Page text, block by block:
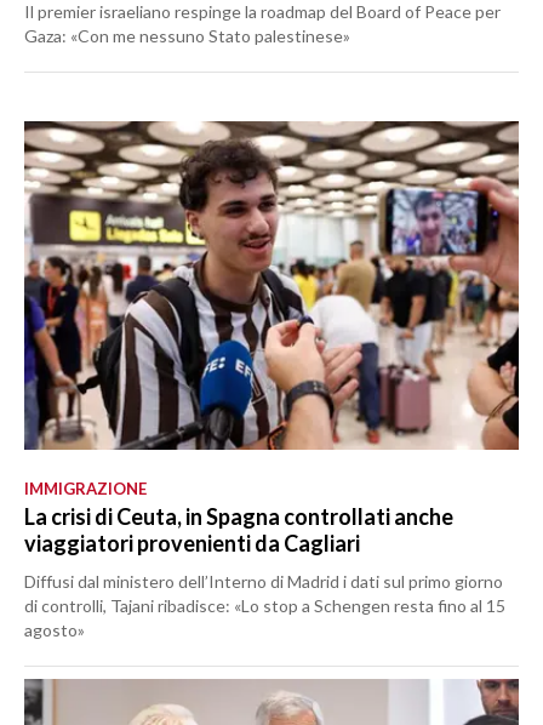
Il premier israeliano respinge la roadmap del Board of Peace per
Gaza: «Con me nessuno Stato palestinese»
IMMIGRAZIONE
La crisi di Ceuta, in Spagna controllati anche
viaggiatori provenienti da Cagliari
Diffusi dal ministero dell’Interno di Madrid i dati sul primo giorno
di controlli, Tajani ribadisce: «Lo stop a Schengen resta fino al 15
agosto»